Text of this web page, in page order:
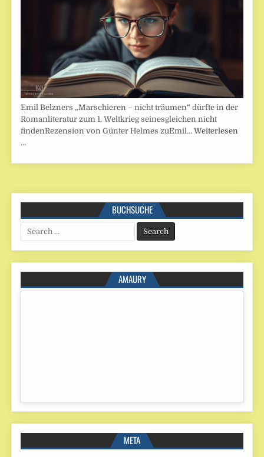
Emil Belzners „Marschieren – nicht träumen“ dürfte in der
Romanliteratur zum 1. Weltkrieg seinesgleichen nicht
findenRezension von Günter Helmes zuEmil…Weiterlesen
…
BUCHSUCHE
Search
for:
AMAURY
META